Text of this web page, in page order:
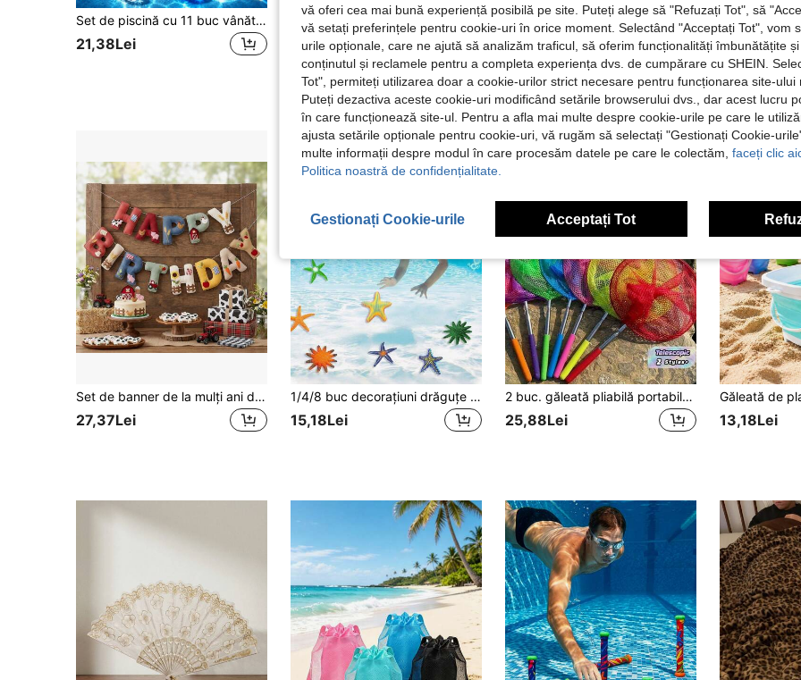
Set de piscină cu 11 buc vânătoare de comori subacvatice, pietre prețioase colorate pentru scufundări cu cufăr cu comori de pirat, accesorii pentru joc de scufundări în piscină pentru petrecere de vară la piscină, petrecere pe plajă, jocuri cu apă, consumabile pentru distracție în aer liber
21,38Lei
asmodee 1 buc. fundal pentru petrecere de zi de naștere stil K-Pop cu grup de fete anime, 150x100 cm, fundal fotografic cu desen animat, banner decorativ de perete La mulți ani, decor pentru petrecere
#5 Cele mai vândute în Poliester Fundaluri de petrecere
24,28Lei
Geantă de plajă reglabilă din nailon cu închidere cu șnur - Geantă ușoară din plasă pentru depozitarea jucăriilor, hainelor etc. - Ideală pentru adolescenți la plajă, disponibilă în 5 culori, depozitare tip scoică pentru plajă pentru adolescenți
18,48Lei
#1 Cele mai
#1 Cele mai
#1 Cele mai
#1 Cele mai
44,49Lei
45,09LeiCel
Set de banner de la mulți ani din pâslă cu temă animale de fermă și pădure, 2D plat, decor rustic și decorativ pentru petrecere de zi de naștere, decor de perete DIY
27,37Lei
1/4/8 buc decorațiuni drăguțe colorate din cauciuc cu stele de mare, decor pentru piscină cu scufundări subacvatice, accesorii plutitoare pentru scene, potrivite pentru piscină, plajă, acvariu, decorațiuni exterioare, consumabile pentru petreceri la piscină de vară, cadouri decorative elegante pentru ziua de naștere, Anul Nou, Ziua Îndrăgostiților, Ziua Mamei, Ziua Tatălui, absolvire
15,18Lei
2 buc. găleată pliabilă portabilă pentru pescuit, plasă telescopică din oțel inoxidabil, plasă tip fluture pentru prinderea insectelor în grădină, mini plasă colorată cu scoop, instrument pentru curățarea piscinei, set de prindere de vară pentru plajă, piscină, exterior, călătorii, camping, picnic, explorare natură și petrecere în grădină
25,88Lei 13,18Lei
vă oferi cea mai bună experiență posibilă pe site. Puteți alege să "Refuzați Tot", să
vă setați preferințele pentru cookie-uri în orice moment. Selectând "Acceptați Tot", vom
urile opționale, care ne ajută să analizăm traficul, să oferim funcționalități îmbunătățite
conținutul și reclamele pentru a completa experiența dvs. de cumpărare cu SHEIN.
Tot", permiteți utilizarea doar a cookie-urilor strict necesare pentru funcționarea site-ului
Puteți dezactiva aceste cookie-uri modificând setările browserului dvs., dar acest lucru
în care funcționează site-ul. Pentru a afla mai multe despre cookie-urile pe care le
ajusta setările opționale pentru cookie-uri, vă rugăm să selectați "Gestionați Cookie-
multe informații despre modul în care procesăm datele pe care le colectăm, faceți clic
Politica noastră de confidențialitate.
Gestionați Cookie-urile Acceptați Tot